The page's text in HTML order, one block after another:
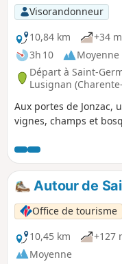
Visorandonneur
10,84 km
+34 m
3h 10
Moyenne
Départ à Saint-
Lusignan
Aux portes de Jonzac,
vignes, champs et
Autour de
Office de tourisme
10,45 km
+127
Moyenne